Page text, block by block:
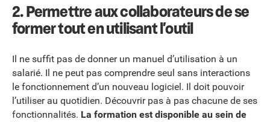
2. Permettre aux collaborateurs de se
former tout en utilisant l’outil
Il ne suffit pas de donner un manuel d’utilisation à un
salarié. Il ne peut pas comprendre seul sans interactions
le fonctionnement d’un nouveau logiciel. Il doit pouvoir
l’utiliser au quotidien. Découvrir pas à pas chacune de ses
fonctionnalités. La formation est disponible au sein de